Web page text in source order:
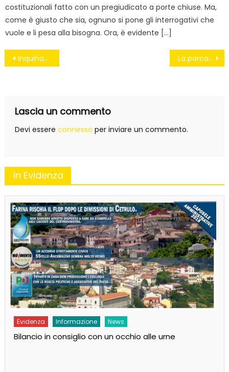
costituzionali fatto con un pregiudicato a porte chiuse. Ma,
come è giusto che sia, ognuno si pone gli interrogativi che
vuole e li pesa alla bisogna. Ora, è evidente […]
Navigazione
Inquinamenti-Poligono di Quirra, un’indagine e un documentario abbattono il silenzio La porcata di fine legislatura
Lascia un commento
Devi essere connesso per inviare un commento.
In Evidenza
Evidenza Informazione News
Bilancio in consiglio con un occhio alle urne